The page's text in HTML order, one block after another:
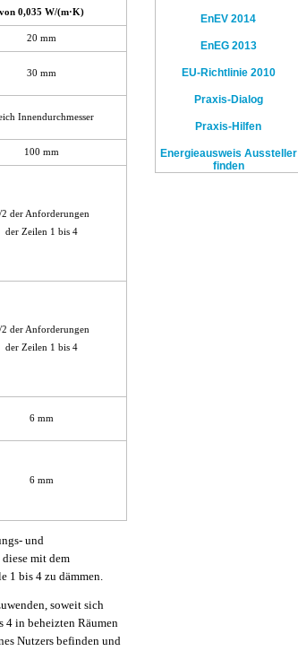
von 0,035 W/(m·K)
20 mm
30 mm
Innendurchmesser
100 mm
2 der Anforderungen
der Zeilen 1 bis 4
2 der Anforderungen
der Zeilen 1 bis 4
6 mm
6 mm
und
mit dem
1 bis 4 zu dämmen.
soweit sich
4 in beheizten Räumen
Nutzers befinden und
EnEV 2014
EnEG 2013
EU-Richtlinie 2010
Praxis-Dialog
Praxis-Hilfen
Energieausweis Aussteller
finden